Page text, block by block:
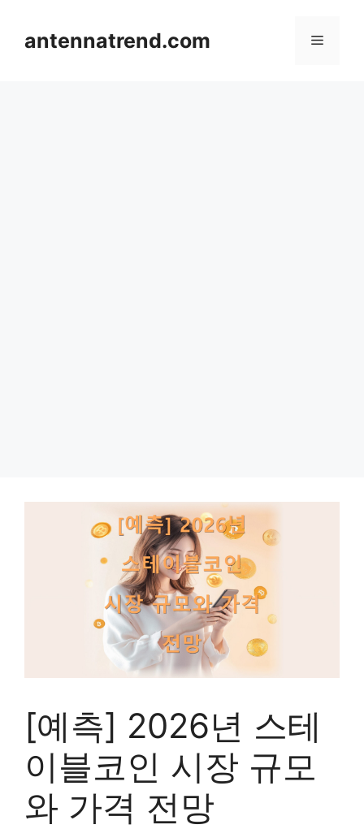
antennatrend.com 메
[예측] 2026년 스테
이블코인 시장 규모
와 가격 전망